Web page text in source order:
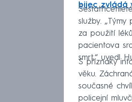
bijec zvládá
služby.
za použití
pacientova
smrt,“ uvedl
S příznaky
věku.
současné
policejní